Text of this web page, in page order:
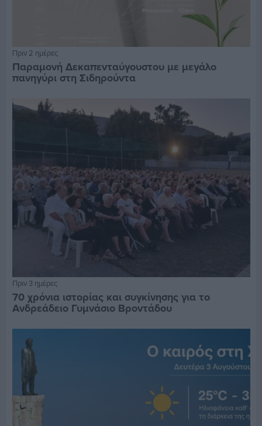
Πριν 2 ημέρες
Παραμονή Δεκαπενταύγουστου με μεγάλο
πανηγύρι στη Σιδηρούντα
Πριν 3 ημέρες
70 χρόνια ιστορίας και συγκίνησης για το
Ανδρεάδειο Γυμνάσιο Βροντάδου